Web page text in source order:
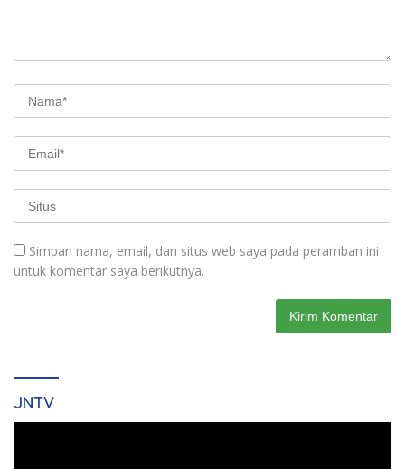
Simpan nama, email, dan situs web saya pada peramban ini
untuk komentar saya berikutnya.
JNTV